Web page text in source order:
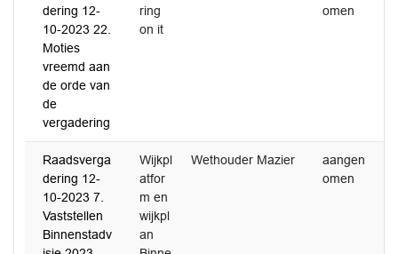
dering 12-
10-2023 22.
Moties
vreemd aan
de orde van
de
vergadering
ring
on it
omen
Raadsverga
dering 12-
10-2023 7.
Vaststellen
Binnenstadv
Wijkpl
atfor
m en
wijkpl
an
Wethouder Mazier
aangen
omen